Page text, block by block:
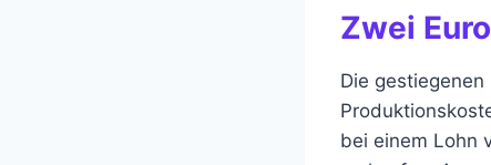
Zwei
Die
bei einem Lohn